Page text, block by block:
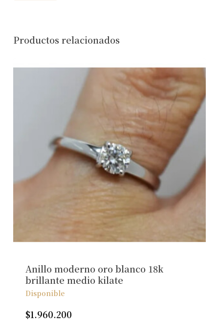
Productos relacionados
Anillo moderno oro blanco 18k
brillante medio kilate
Disponible
$1.960.200